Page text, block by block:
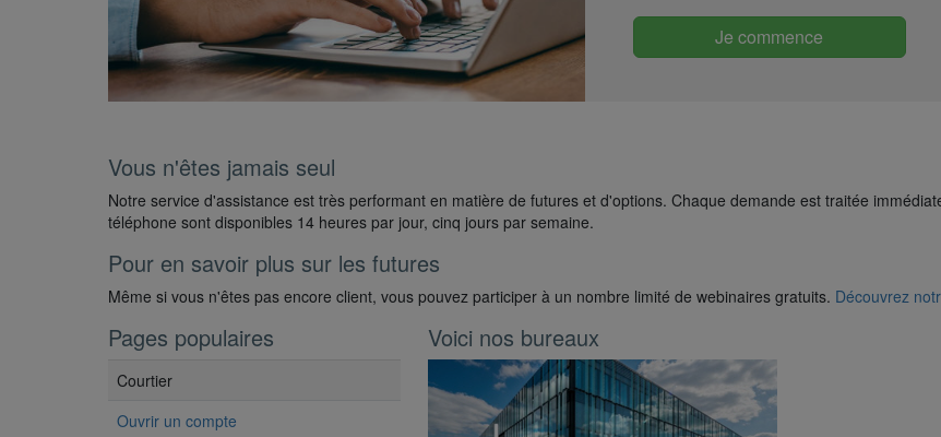
Je commence
Vous n'êtes jamais seul
Notre service d'assistance est très performant en matière de futures et d'options. Chaque demande est traitée
téléphone sont disponibles 14 heures par jour, cinq jours par semaine.
Pour en savoir plus sur les futures
Même si vous n'êtes pas encore client, vous pouvez participer à un nombre limité de webinaires gratuits. Découvrez
Pages populaires
Courtier
Ouvrir un compte
Voici nos bureaux